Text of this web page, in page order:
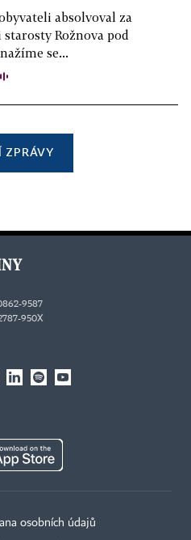
absolvoval za
Rožnova pod
se...
ZPRÁVY
9587
950X
osobních údajů